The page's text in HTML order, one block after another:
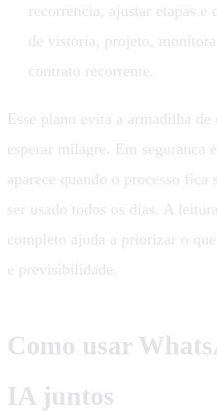
recorrencia, ajustar etapas
de vistoria, projeto,
contrato recorrente.
Esse plano evita a armadilha
esperar milagre. Em seguranca
aparece quando o processo
ser usado todos os dias. A
completo ajuda a priorizar o
e previsibilidade.
Como usar
IA juntos